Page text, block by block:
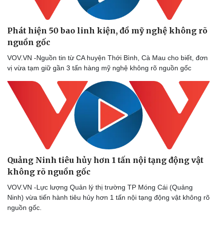
Lịch thi đấu bóng đá
Thế giới thể thao
Ô tô
Xe máy
Phát hiện 50 bao linh kiện, đồ mỹ nghệ không rõ
nguồn gốc
VOV.VN -Nguồn tin từ CA huyện Thới Bình, Cà Mau cho biết, đơn
vị vừa tạm giữ gần 3 tấn hàng mỹ nghệ không rõ nguồn gốc
Quảng Ninh tiêu hủy hơn 1 tấn nội tạng động vật
không rõ nguồn gốc
VOV.VN -Lực lượng Quản lý thị trường TP Móng Cái (Quảng
Ninh) vừa tiến hành tiêu hủy hơn 1 tấn nội tạng động vật không rõ
nguồn gốc.